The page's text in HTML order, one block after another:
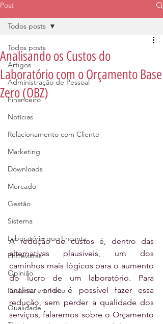
Post
Todos posts
Artigos
Administração de Pessoal
Financeiro
Notícias
Relacionamento com Cliente
Marketing
Downloads
Mercado
Gestão
Sistema
Laboratório que Encanta
Entrevistas
Opinião
Paciente em Foco
Qualidade
Todos posts
Analisando os Custos do
Laboratório com o Orçamento Base
Zero (OBZ)
A redução de custos é, dentro das
alternativas plausíveis, um dos
caminhos mais lógicos para o aumento
do lucro de um laboratório. Para
analisar onde é possível fazer essa
redução, sem perder a qualidade dos
serviços, falaremos sobre o Orçamento